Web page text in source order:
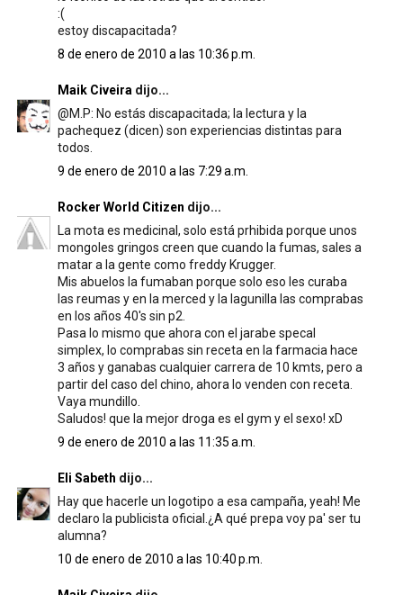
:(
estoy discapacitada?
8 de enero de 2010 a las 10:36 p.m.
Maik Civeira dijo...
@M.P: No estás discapacitada; la lectura y la
pachequez (dicen) son experiencias distintas para
todos.
9 de enero de 2010 a las 7:29 a.m.
Rocker World Citizen dijo...
La mota es medicinal, solo está prhibida porque unos
mongoles gringos creen que cuando la fumas, sales a
matar a la gente como freddy Krugger.
Mis abuelos la fumaban porque solo eso les curaba
las reumas y en la merced y la lagunilla las comprabas
en los años 40's sin p2.
Pasa lo mismo que ahora con el jarabe specal
simplex, lo comprabas sin receta en la farmacia hace
3 años y ganabas cualquier carrera de 10 kmts, pero a
partir del caso del chino, ahora lo venden con receta.
Vaya mundillo.
Saludos! que la mejor droga es el gym y el sexo! xD
9 de enero de 2010 a las 11:35 a.m.
Eli Sabeth dijo...
Hay que hacerle un logotipo a esa campaña, yeah! Me
declaro la publicista oficial.¿A qué prepa voy pa' ser tu
alumna?
10 de enero de 2010 a las 10:40 p.m.